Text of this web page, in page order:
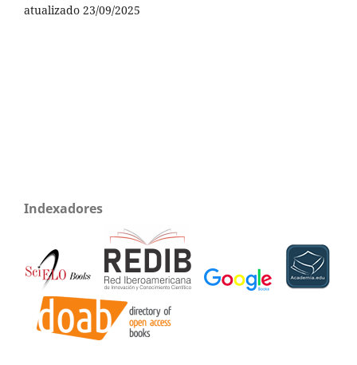
atualizado 23/09/2025
Indexadores